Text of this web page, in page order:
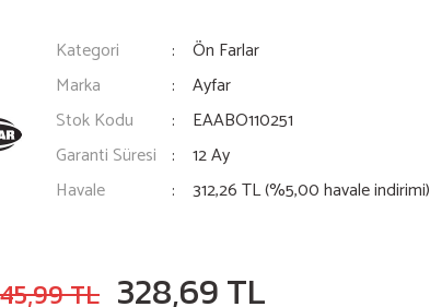
Kategori
Ön Farlar
Marka
Ayfar
Stok Kodu
EAABO110251
Garanti Süresi
12 Ay
Havale
312,26 TL (%5,00 havale indirimi)
TL 328,69 TL